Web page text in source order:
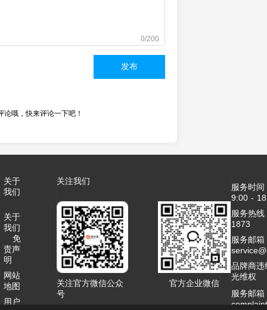
0/200
发布
论哦，快来评论一下吧！
关于
我们
关于
我们
免
责声
明
网站
地图
用户
关注我们
关注官方微信公众
号
官方企业微信
服务时
9:00 -
服务热
1873
服务邮箱
品牌商违
光维权
服务邮箱